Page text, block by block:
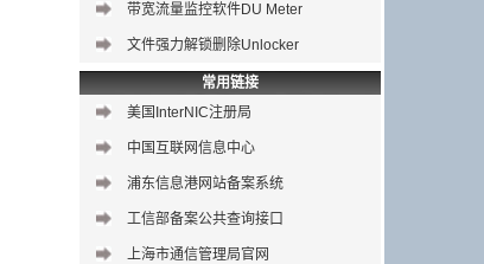
带宽流量监控软件DU Meter
文件强力解锁删除Unlocker
常用链接
美国InterNIC注册局
中国互联网信息中心
浦东信息港网站备案系统
工信部备案公共查询接口
上海市通信管理局官网